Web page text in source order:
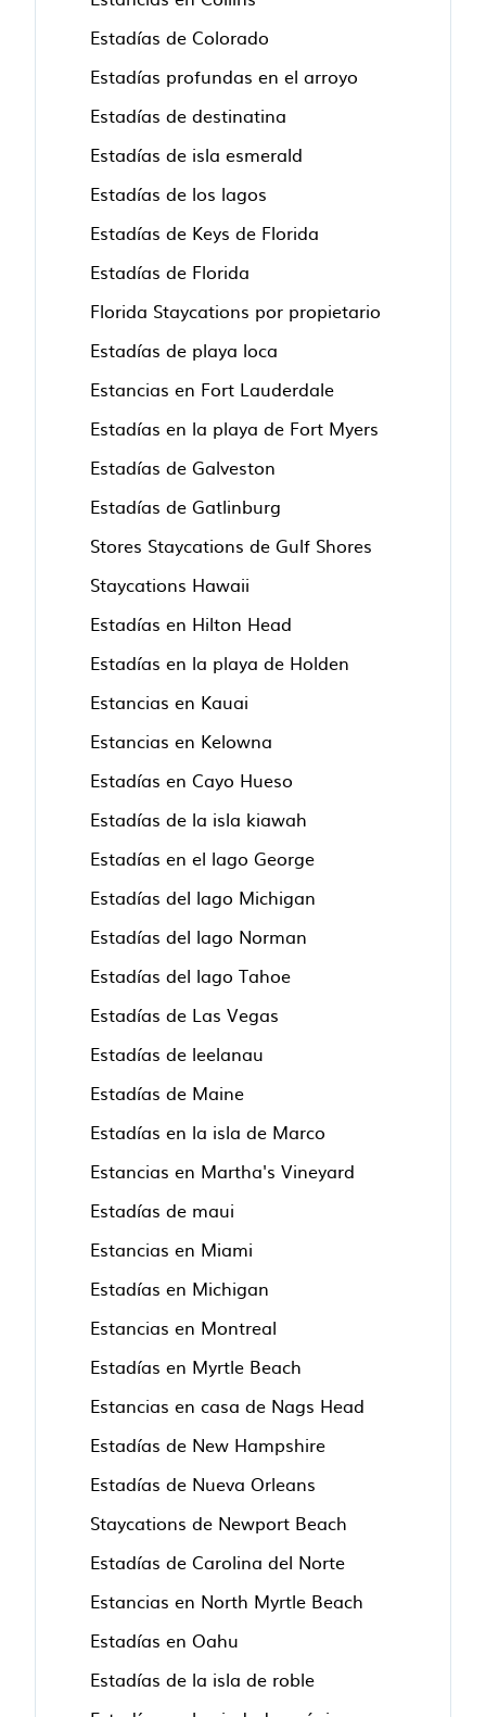
Estadías de Colorado
Estadías profundas en el arroyo
Estadías de destinatina
Estadías de isla esmerald
Estadías de los lagos
Estadías de Keys de Florida
Estadías de Florida
Florida Staycations por propietario
Estadías de playa loca
Estancias en Fort Lauderdale
Estadías en la playa de Fort Myers
Estadías de Galveston
Estadías de Gatlinburg
Stores Staycations de Gulf Shores
Staycations Hawaii
Estadías en Hilton Head
Estadías en la playa de Holden
Estancias en Kauai
Estancias en Kelowna
Estadías en Cayo Hueso
Estadías de la isla kiawah
Estadías en el lago George
Estadías del lago Michigan
Estadías del lago Norman
Estadías del lago Tahoe
Estadías de Las Vegas
Estadías de leelanau
Estadías de Maine
Estadías en la isla de Marco
Estancias en Martha's Vineyard
Estadías de maui
Estancias en Miami
Estadías en Michigan
Estancias en Montreal
Estadías en Myrtle Beach
Estancias en casa de Nags Head
Estadías de New Hampshire
Estadías de Nueva Orleans
Staycations de Newport Beach
Estadías de Carolina del Norte
Estancias en North Myrtle Beach
Estadías en Oahu
Estadías de la isla de roble